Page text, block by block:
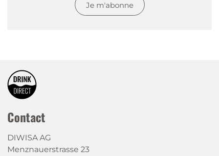
Je m'abonne
Contact
DIWISA AG
Menznauerstrasse 23